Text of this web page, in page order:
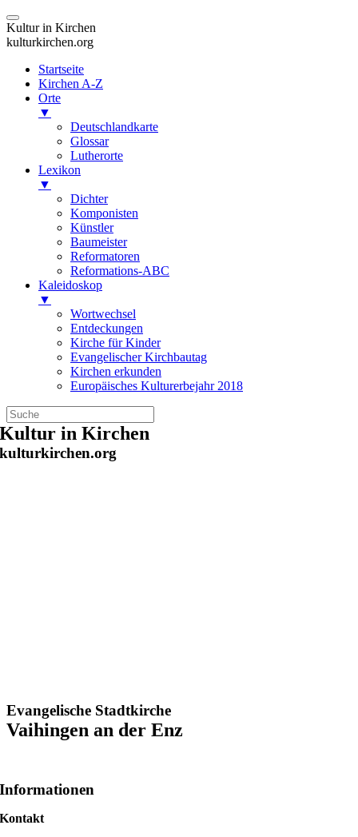
Kultur in Kirchen
kulturkirchen.org
Startseite
Kirchen A-Z
Orte
▼
Deutschlandkarte
Glossar
Lutherorte
Lexikon
▼
Dichter
Komponisten
Künstler
Baumeister
Reformatoren
Reformations-ABC
Kaleidoskop
▼
Wortwechsel
Entdeckungen
Kirche für Kinder
Evangelischer Kirchbautag
Kirchen erkunden
Europäisches Kulturerbejahr 2018
Zum
Inhalt
springen
Kultur in Kirchen
kulturkirchen.org
Evangelische Stadtkirche
Vaihingen an der Enz
Informationen
Kontakt